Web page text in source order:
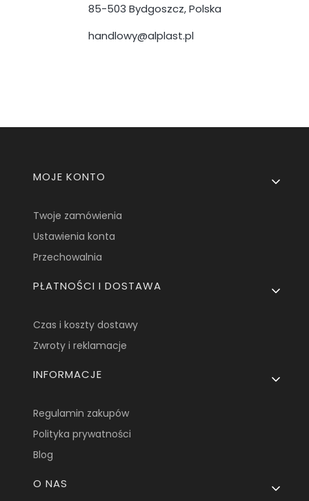
85-503 Bydgoszcz, Polska
handlowy@alplast.pl
Linki w stopce
MOJE KONTO
Twoje zamówienia
Ustawienia konta
Przechowalnia
PŁATNOŚCI I DOSTAWA
Czas i koszty dostawy
Zwroty i reklamacje
INFORMACJE
Regulamin zakupów
Polityka prywatności
Blog
O NAS